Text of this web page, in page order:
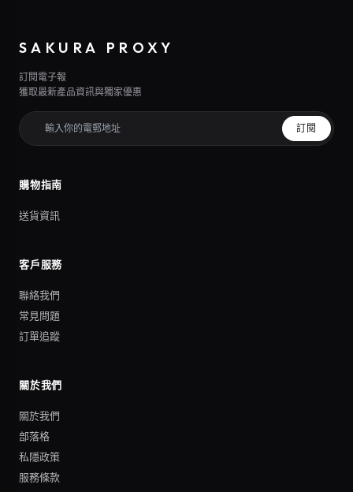
SAKURA PROXY
訂閱電子報
獲取最新產品資訊與獨家優惠
訂閱
購物指南
送貨資訊
客戶服務
聯絡我們
常見問題
訂單追蹤
關於我們
關於我們
部落格
私隱政策
服務條款